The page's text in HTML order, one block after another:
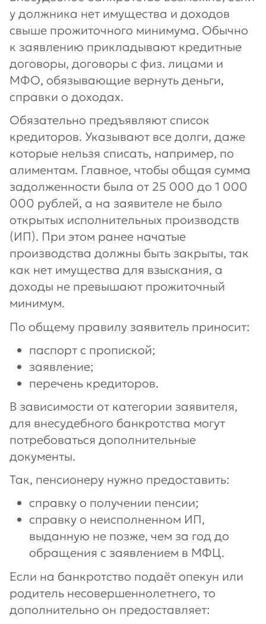
у должника нет имущества и доходов
свыше прожиточного минимума. Обычно
к заявлению прикладывают кредитные
договоры, договоры с физ. лицами и
МФО, обязывающие вернуть деньги,
справки о доходах.
Обязательно предъявляют список
кредиторов. Указывают все долги, даже
которые нельзя списать, например, по
алиментам. Главное, чтобы общая сумма
задолженности была от 25 000 до 1 000
000 рублей, а на заявителе не было
открытых исполнительных производств
(ИП). При этом ранее начатые
производства должны быть закрыты, так
как нет имущества для взыскания, а
доходы не превышают прожиточный
минимум.
По общему правилу заявитель приносит:
паспорт с пропиской;
заявление;
перечень кредиторов.
В зависимости от категории заявителя,
для внесудебного банкротства могут
потребоваться дополнительные
документы.
Так, пенсионеру нужно предоставить:
справку о получении пенсии;
справку о неисполненном ИП,
выданную не позже, чем за год до
обращения с заявлением в МФЦ.
Если на банкротство подаёт опекун или
родитель несовершеннолетнего, то
дополнительно он предоставляет: